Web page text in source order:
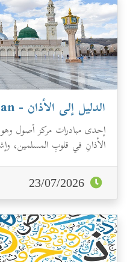
الدليل إلى الأذان - Guidetoazan
إحدى مبادرات مركز أصول
الأذانِ في قلوبِ المسلمين،